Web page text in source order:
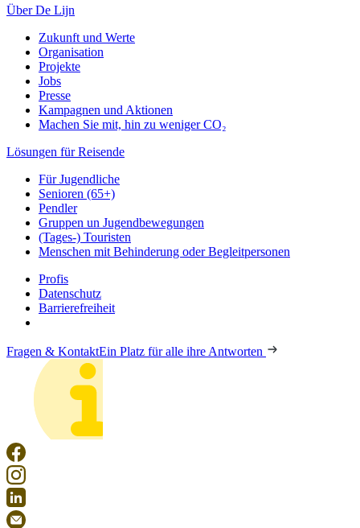
Über De Lijn
Zukunft und Werte
Organisation
Projekte
Jobs
Presse
Kampagnen und Aktionen
Machen Sie mit, hin zu weniger CO₂
Lösungen für Reisende
Für Jugendliche
Senioren (65+)
Pendler
Gruppen un Jugendbewegungen
(Tages-) Touristen
Menschen mit Behinderung oder Begleitpersonen
Profis
Datenschutz
Barrierefreiheit
Fragen & KontaktEin Platz für alle ihre Antworten